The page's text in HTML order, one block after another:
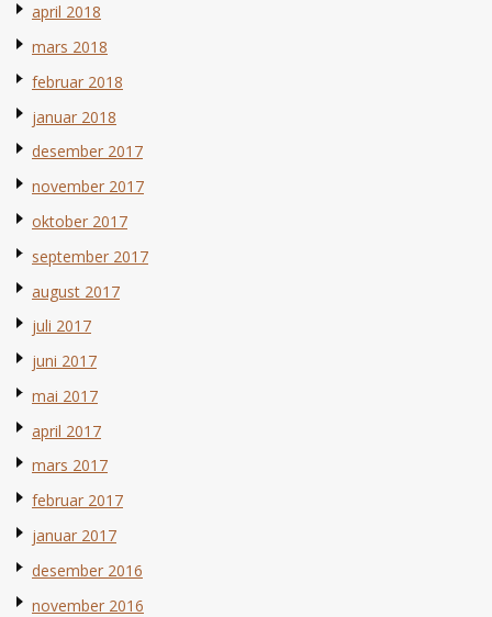
april 2018
mars 2018
februar 2018
januar 2018
desember 2017
november 2017
oktober 2017
september 2017
august 2017
juli 2017
juni 2017
mai 2017
april 2017
mars 2017
februar 2017
januar 2017
desember 2016
november 2016